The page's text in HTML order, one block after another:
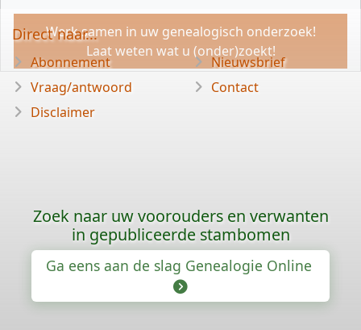
Werk samen in uw genealogisch onderzoek!
Laat weten wat u (onder)zoekt!
Direct naar...
Abonnement
Vraag/antwoord
Disclaimer
Nieuwsbrief
Contact
Zoek naar uw voorouders en verwanten
in gepubliceerde stambomen
Ga eens aan de slag Genealogie Online